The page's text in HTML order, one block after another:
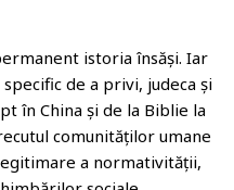
ar
d
az
ă
istoria însăși. Iar
de a privi, judeca și
în China și de la Biblie la
comunităților umane
a normativității,